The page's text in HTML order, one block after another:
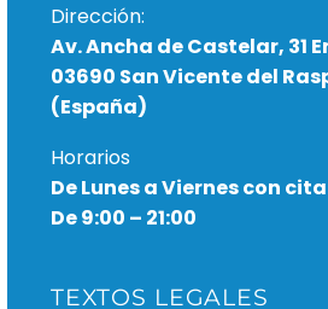
Dirección:
Av. Ancha de Castelar, 31
03690 San Vicente del
(España)
Horarios
De Lunes a Viernes con
De 9:00 – 21:00
TEXTOS LEGALES